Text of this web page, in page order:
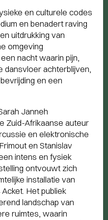
en culturele codes
en benadert raving
uitdrukking van
omgeving
nacht waarin pijn,
dansvloer achterblijven,
en een
Janneh
Zuid-Afrikaanse auteur
en elektronische
en Stanislav
intens en fysiek
ontvouwt zich
installatie van
Het publiek
landschap van
ruimtes, waarin